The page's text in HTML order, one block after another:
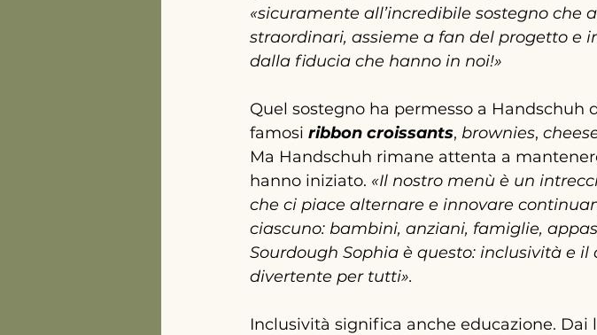
«sicuramente all’incredibile sostegno
straordinari, assieme a fan del progetto e
dalla fiducia che hanno in noi!»
Quel sostegno ha permesso a Handschuh
famosi ribbon croissants, brownies,
Ma Handschuh rimane attenta a
hanno iniziato. «Il nostro menù è un
che ci piace alternare e innovare
ciascuno: bambini, anziani, famiglie,
Sourdough Sophia è questo: inclusività e
divertente per tutti».
Inclusività significa anche educazione.